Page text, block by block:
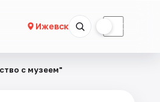
Ижевск ☾
с музеем"